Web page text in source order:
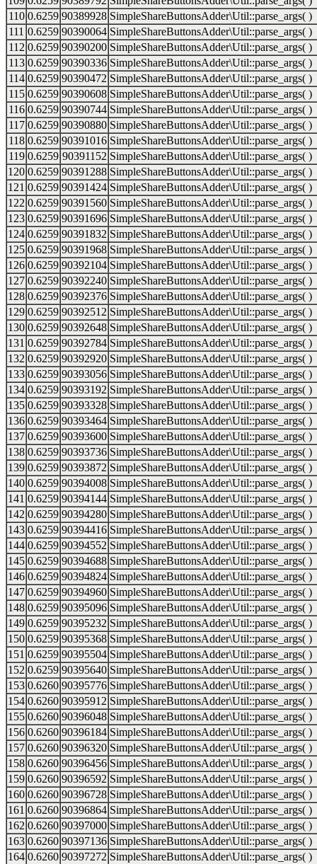
110 0.6259 90389928 SimpleShareButtonsAdder\Util::parse_args( )
111 0.6259 90390064 SimpleShareButtonsAdder\Util::parse_args( )
112 0.6259 90390200 SimpleShareButtonsAdder\Util::parse_args( )
113 0.6259 90390336 SimpleShareButtonsAdder\Util::parse_args( )
114 0.6259 90390472 SimpleShareButtonsAdder\Util::parse_args( )
115 0.6259 90390608 SimpleShareButtonsAdder\Util::parse_args( )
116 0.6259 90390744 SimpleShareButtonsAdder\Util::parse_args( )
117 0.6259 90390880 SimpleShareButtonsAdder\Util::parse_args( )
118 0.6259 90391016 SimpleShareButtonsAdder\Util::parse_args( )
119 0.6259 90391152 SimpleShareButtonsAdder\Util::parse_args( )
120 0.6259 90391288 SimpleShareButtonsAdder\Util::parse_args( )
121 0.6259 90391424 SimpleShareButtonsAdder\Util::parse_args( )
122 0.6259 90391560 SimpleShareButtonsAdder\Util::parse_args( )
123 0.6259 90391696 SimpleShareButtonsAdder\Util::parse_args( )
124 0.6259 90391832 SimpleShareButtonsAdder\Util::parse_args( )
125 0.6259 90391968 SimpleShareButtonsAdder\Util::parse_args( )
126 0.6259 90392104 SimpleShareButtonsAdder\Util::parse_args( )
127 0.6259 90392240 SimpleShareButtonsAdder\Util::parse_args( )
128 0.6259 90392376 SimpleShareButtonsAdder\Util::parse_args( )
129 0.6259 90392512 SimpleShareButtonsAdder\Util::parse_args( )
130 0.6259 90392648 SimpleShareButtonsAdder\Util::parse_args( )
131 0.6259 90392784 SimpleShareButtonsAdder\Util::parse_args( )
132 0.6259 90392920 SimpleShareButtonsAdder\Util::parse_args( )
133 0.6259 90393056 SimpleShareButtonsAdder\Util::parse_args( )
134 0.6259 90393192 SimpleShareButtonsAdder\Util::parse_args( )
135 0.6259 90393328 SimpleShareButtonsAdder\Util::parse_args( )
136 0.6259 90393464 SimpleShareButtonsAdder\Util::parse_args( )
137 0.6259 90393600 SimpleShareButtonsAdder\Util::parse_args( )
138 0.6259 90393736 SimpleShareButtonsAdder\Util::parse_args( )
139 0.6259 90393872 SimpleShareButtonsAdder\Util::parse_args( )
140 0.6259 90394008 SimpleShareButtonsAdder\Util::parse_args( )
141 0.6259 90394144 SimpleShareButtonsAdder\Util::parse_args( )
142 0.6259 90394280 SimpleShareButtonsAdder\Util::parse_args( )
143 0.6259 90394416 SimpleShareButtonsAdder\Util::parse_args( )
144 0.6259 90394552 SimpleShareButtonsAdder\Util::parse_args( )
145 0.6259 90394688 SimpleShareButtonsAdder\Util::parse_args( )
146 0.6259 90394824 SimpleShareButtonsAdder\Util::parse_args( )
147 0.6259 90394960 SimpleShareButtonsAdder\Util::parse_args( )
148 0.6259 90395096 SimpleShareButtonsAdder\Util::parse_args( )
149 0.6259 90395232 SimpleShareButtonsAdder\Util::parse_args( )
150 0.6259 90395368 SimpleShareButtonsAdder\Util::parse_args( )
151 0.6259 90395504 SimpleShareButtonsAdder\Util::parse_args( )
152 0.6259 90395640 SimpleShareButtonsAdder\Util::parse_args( )
153 0.6260 90395776 SimpleShareButtonsAdder\Util::parse_args( )
154 0.6260 90395912 SimpleShareButtonsAdder\Util::parse_args( )
155 0.6260 90396048 SimpleShareButtonsAdder\Util::parse_args( )
156 0.6260 90396184 SimpleShareButtonsAdder\Util::parse_args( )
157 0.6260 90396320 SimpleShareButtonsAdder\Util::parse_args( )
158 0.6260 90396456 SimpleShareButtonsAdder\Util::parse_args( )
159 0.6260 90396592 SimpleShareButtonsAdder\Util::parse_args( )
160 0.6260 90396728 SimpleShareButtonsAdder\Util::parse_args( )
161 0.6260 90396864 SimpleShareButtonsAdder\Util::parse_args( )
162 0.6260 90397000 SimpleShareButtonsAdder\Util::parse_args( )
163 0.6260 90397136 SimpleShareButtonsAdder\Util::parse_args( )
164 0.6260 90397272 SimpleShareButtonsAdder\Util::parse_args( )